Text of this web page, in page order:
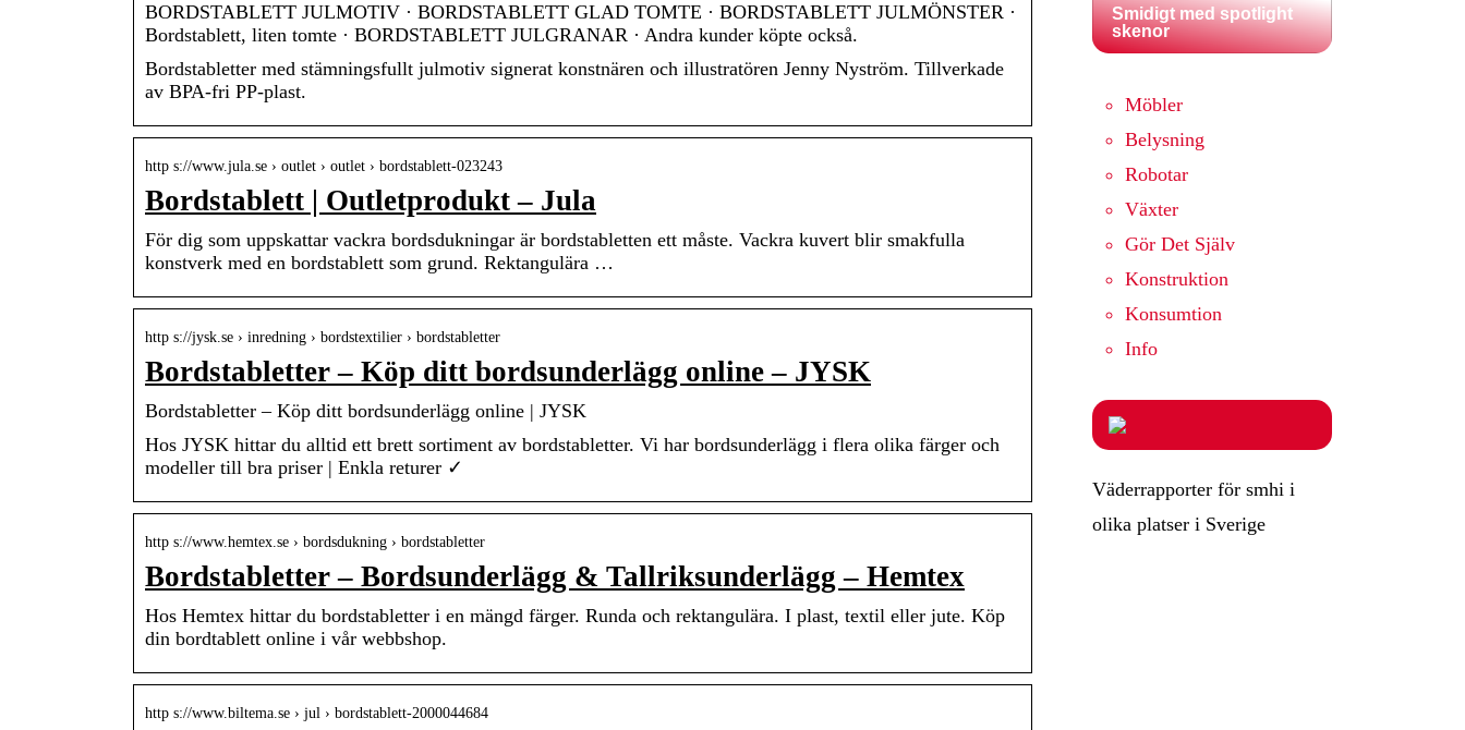
BORDSTABLETT JULMOTIV · BORDSTABLETT GLAD TOMTE · BORDSTABLETT JULMÖNSTER ·
Bordstablett, liten tomte · BORDSTABLETT JULGRANAR · Andra kunder köpte också.
Bordstabletter med stämningsfullt julmotiv signerat konstnären och illustratören Jenny Nyström. Tillverkade
av BPA-fri PP-plast.
http s://www.jula.se › outlet › outlet › bordstablett-023243
Bordstablett | Outletprodukt – Jula
För dig som uppskattar vackra bordsdukningar är bordstabletten ett måste. Vackra kuvert blir smakfulla
konstverk med en bordstablett som grund. Rektangulära …
http s://jysk.se › inredning › bordstextilier › bordstabletter
Bordstabletter – Köp ditt bordsunderlägg online – JYSK
Bordstabletter – Köp ditt bordsunderlägg online | JYSK
Hos JYSK hittar du alltid ett brett sortiment av bordstabletter. Vi har bordsunderlägg i flera olika färger och
modeller till bra priser | Enkla returer ✓
http s://www.hemtex.se › bordsdukning › bordstabletter
Bordstabletter – Bordsunderlägg & Tallriksunderlägg – Hemtex
Hos Hemtex hittar du bordstabletter i en mängd färger. Runda och rektangulära. I plast, textil eller jute. Köp
din bordtablett online i vår webbshop.
http s://www.biltema.se › jul › bordstablett-2000044684
Smidigt med spotlight
skenor
Möbler
Belysning
Robotar
Växter
Gör Det Själv
Konstruktion
Konsumtion
Info
Väderrapporter för smhi i
olika platser i Sverige